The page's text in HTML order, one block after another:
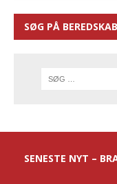
SØG PÅ
SENESTE NYT –